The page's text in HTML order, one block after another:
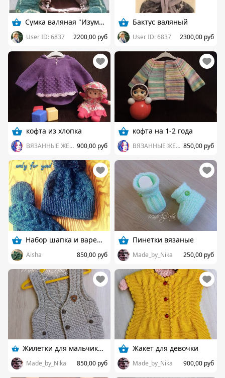
Сумка валяная "Изумруд"
User ID: 6837 2200,00 руб
Бактус валяный
User ID: 6837 2300,00 руб
кофта из хлопка
ВЯЗАННЫЕ ЖЕЛАНИЯ 900,00 руб
кофта на 1-2 года
ВЯЗАННЫЕ ЖЕЛАНИЯ 850,00 руб
Набор шапка и варежки.
Aisha 850,00 руб
Пинетки вязаные
Made_by_Nika 250,00 руб
Жилетки для мальчика в наличии
Made_by_Nika 850,00 руб
Жакет для девочки
Made_by_Nika 900,00 руб